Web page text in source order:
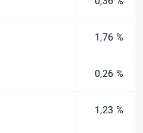
1,76 %
0,26 %
1,23 %